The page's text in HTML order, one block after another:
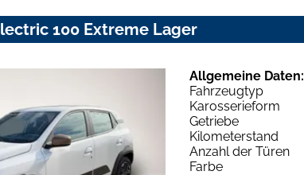
100 Extreme Lager
Allgemeine Daten:
Fahrzeugtyp
Karosserieform
Getriebe
Kilometerstand
Anzahl der Türen
Farbe